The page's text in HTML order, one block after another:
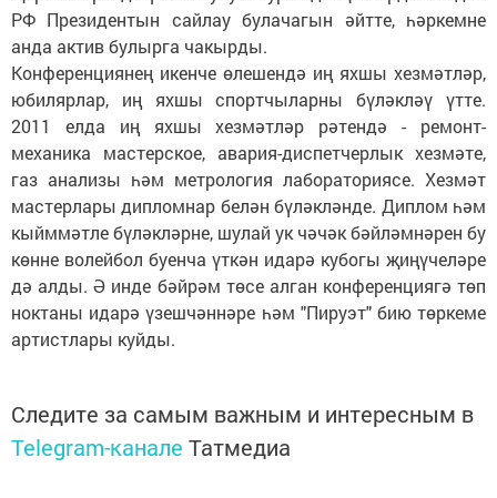
РФ Президентын сайлау булачагын әйтте, һәркемне
анда актив булырга чакырды.
Конференциянең икенче өлешендә иң яхшы хезмәтләр,
юбилярлар, иң яхшы спортчыларны бүләкләү үтте.
2011 елда иң яхшы хезмәтләр рәтендә - ремонт-
механика мастерское, авария-диспетчерлык хезмәте,
газ анализы һәм метрология лабораториясе. Хезмәт
мастерлары дипломнар белән бүләкләнде. Диплом һәм
кыйммәтле бүләкләрне, шулай ук чәчәк бәйләмнәрен бу
көнне волейбол буенча үткән идарә кубогы җиңүчеләре
дә алды. Ә инде бәйрәм төсе алган конференциягә төп
ноктаны идарә үзешчәннәре һәм "Пируэт" бию төркеме
артистлары куйды.
Следите за самым важным и интересным в
Telegram-канале Татмедиа